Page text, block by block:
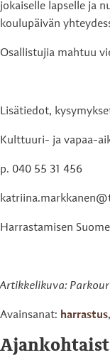
jokaiselle lapselle ja
koulupäivän
Osallistujia mahtuu
Lisätiedot,
Kulttuuri- ja vapaa-
p. 040 55 31 456
Harrastamisen
Artikkelikuva:
Avainsanat: harrastus,